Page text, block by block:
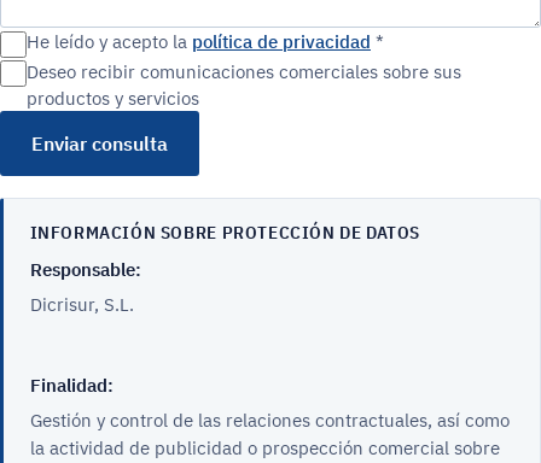
He leído y acepto la política de privacidad *
Deseo recibir comunicaciones comerciales sobre sus
productos y servicios
Enviar consulta
INFORMACIÓN SOBRE PROTECCIÓN DE DATOS
Responsable:
Dicrisur, S.L.
Finalidad:
Gestión y control de las relaciones contractuales, así como
la actividad de publicidad o prospección comercial sobre